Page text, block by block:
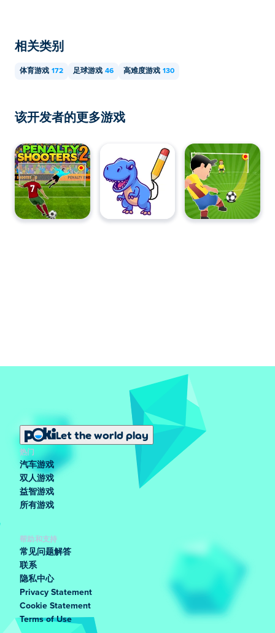
相关类别
体育游戏 172 足球游戏 46 高难度游戏 130
该开发者的更多游戏
Let the world play
热门
汽车游戏
双人游戏
益智游戏
所有游戏
帮助和支持
常见问题解答
联系
隐私中心
Privacy Statement
Cookie Statement
Terms of Use